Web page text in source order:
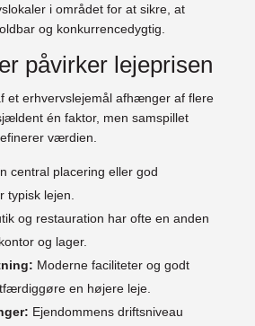
i området for at sikre, at
og konkurrencedygtig.
påvirker lejeprisen
et erhvervslejemål afhænger af flere
én faktor, men samspillet
værdien.
central placering eller god
typisk lejen.
og restauration har ofte en anden
og lager.
Moderne faciliteter og godt
en højere leje.
Ejendommens driftsniveau